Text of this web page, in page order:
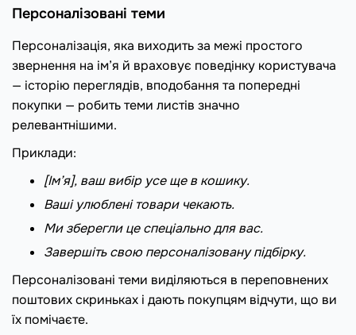
Персоналізовані теми
Персоналізація, яка виходить за межі простого
звернення на ім’я й враховує поведінку користувача
— історію переглядів, вподобання та попередні
покупки — робить теми листів значно
релевантнішими.
Приклади:
[Ім’я], ваш вибір усе ще в кошику.
Ваші улюблені товари чекають.
Ми зберегли це спеціально для вас.
Завершіть свою персоналізовану підбірку.
Персоналізовані теми виділяються в переповнених
поштових скриньках і дають покупцям відчути, що ви
їх помічаєте.